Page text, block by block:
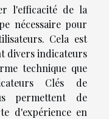
l'efficacité de la
nécessaire pour
Cela est
divers indicateurs
technique que
Clés de
permettent de
d'expérience en